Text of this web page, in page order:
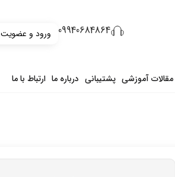
ورود و عضویت 09940684864
مقالات آموزشی پشتیبانی درباره ما ارتباط با ما